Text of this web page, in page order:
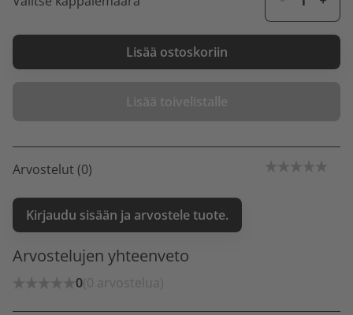
Lisää ostoskoriin
Lisää toivelistalle
Arvostelut (0)
Kirjaudu sisään ja arvostele tuote.
Arvostelujen yhteenveto
0(0 arvostelua)